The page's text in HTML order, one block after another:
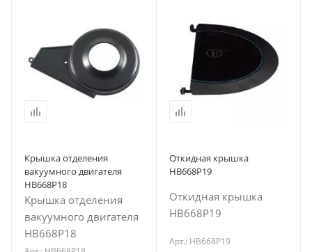
Крышка отделения
вакуумного двигателя
HB668P18
Крышка отделения
вакуумного двигателя
HB668P18
Откидная крышка
HB668P19
Откидная крышка
HB668P19
Арт.: HB668P19